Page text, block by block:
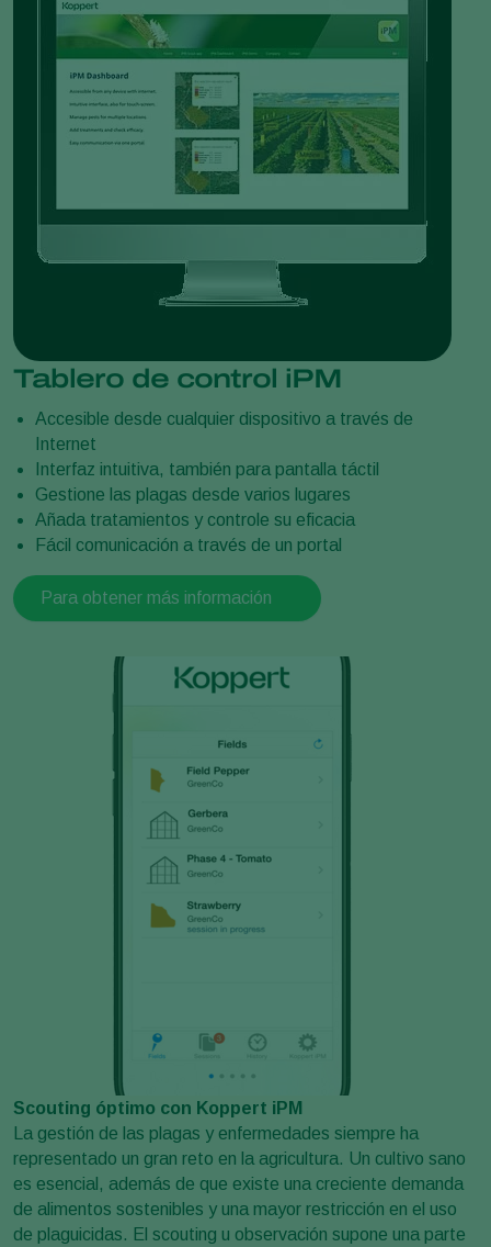
Tablero de control iPM
Accesible desde cualquier dispositivo a través de
Internet
Interfaz intuitiva, también para pantalla táctil
Gestione las plagas desde varios lugares
Añada tratamientos y controle su eficacia
Fácil comunicación a través de un portal
Para obtener más información
Scouting óptimo con Koppert iPM
La gestión de las plagas y enfermedades siempre ha
representado un gran reto en la agricultura. Un cultivo sano
es esencial, además de que existe una creciente demanda
de alimentos sostenibles y una mayor restricción en el uso
de plaguicidas. El scouting u observación supone una parte